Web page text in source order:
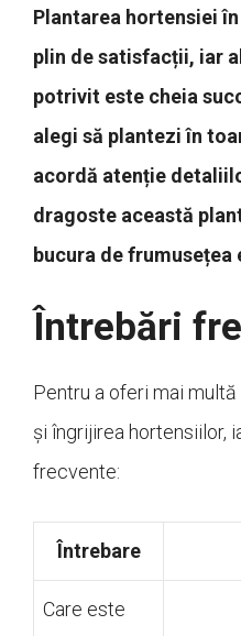
Plantarea hortensiei
plin de satisfacții, iar
potrivit este cheia
alegi să plantezi în
acordă atenție
dragoste această
bucura de
Întrebări
Pentru a oferi mai
și îngrijirea hortensiilor,
frecvente:
Întrebare
Care este